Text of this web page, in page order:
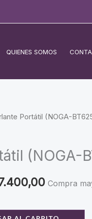
QUIENES SOMOS
Portátil (NOGA-
(NOGA-
Current
Compra